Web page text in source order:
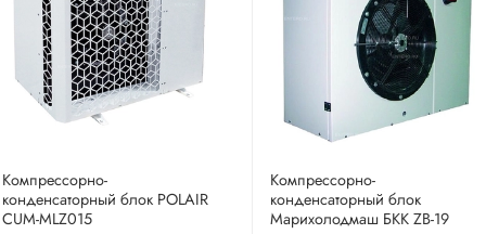
Компрессорно-
конденсаторный блок POLAIR
CUM-MLZ015
Компрессорно-
конденсаторный блок
Марихолодмаш БКК ZB-19